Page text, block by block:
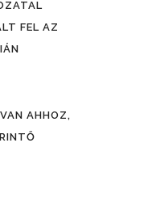
FEL AZ
AHHOZ,